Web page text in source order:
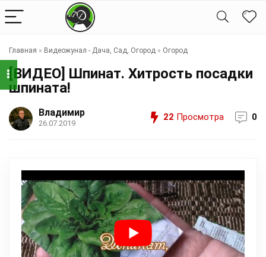
Главная » Видеожунал - Дача, Сад, Огород » Огород
[ВИДЕО] Шпинат. Хитрость посадки
шпината!
Владимир
26.07.2019
22 Просмотра 0